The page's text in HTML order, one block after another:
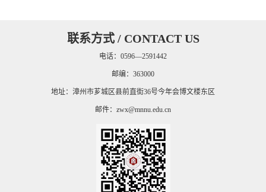
联系方式 / CONTACT US
电话：0596—2591442
邮编：363000
地址：漳州市芗城区县前直街36号今年会博文楼东区
邮件： zwx@mnnu.edu.cn